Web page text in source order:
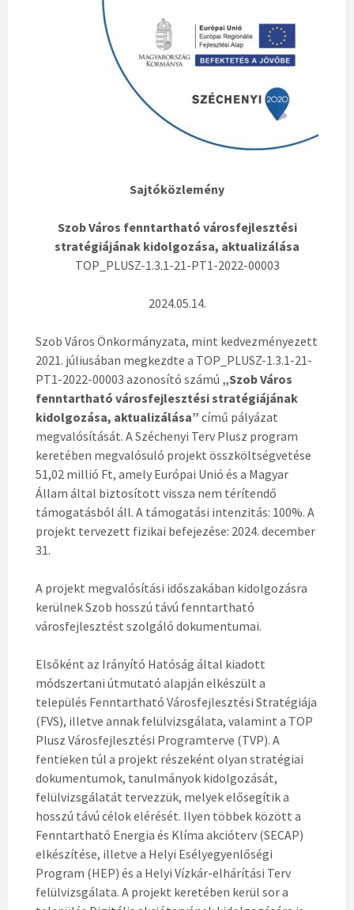
Sajtóközlemény
Szob Város fenntartható városfejlesztési
stratégiájának kidolgozása, aktualizálása
TOP_PLUSZ-1.3.1-21-PT1-2022-00003
2024.05.14.
Szob Város Önkormányzata, mint kedvezményezett
2021. júliusában megkezdte a TOP_PLUSZ-1.3.1-21-
PT1-2022-00003 azonosító számú „Szob Város
fenntartható városfejlesztési stratégiájának
kidolgozása, aktualizálása” című pályázat
megvalósítását. A Széchenyi Terv Plusz program
keretében megvalósuló projekt összköltségvetése
51,02 millió Ft, amely Európai Unió és a Magyar
Állam által biztosított vissza nem térítendő
támogatásból áll. A támogatási intenzitás: 100%. A
projekt tervezett fizikai befejezése: 2024. december
31.
A projekt megvalósítási időszakában kidolgozásra
kerülnek Szob hosszú távú fenntartható
városfejlesztést szolgáló dokumentumai.
Elsőként az Irányító Hatóság által kiadott
módszertani útmutató alapján elkészült a
település Fenntartható Városfejlesztési Stratégiája
(FVS), illetve annak felülvizsgálata, valamint a TOP
Plusz Városfejlesztési Programterve (TVP). A
fentieken túl a projekt részeként olyan stratégiai
dokumentumok, tanulmányok kidolgozását,
felülvizsgálatát tervezzük, melyek elősegítik a
hosszú távú célok elérését. Ilyen többek között a
Fenntartható Energia és Klíma akcióterv (SECAP)
elkészítése, illetve a Helyi Esélyegyenlőségi
Program (HEP) és a Helyi Vízkár-elhárítási Terv
felülvizsgálata. A projekt keretében kerül sor a